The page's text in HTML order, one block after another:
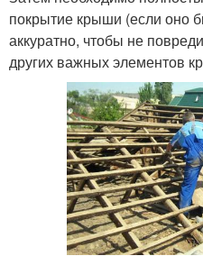
покрытие крыши (если оно
аккуратно, чтобы не
других важных элементов